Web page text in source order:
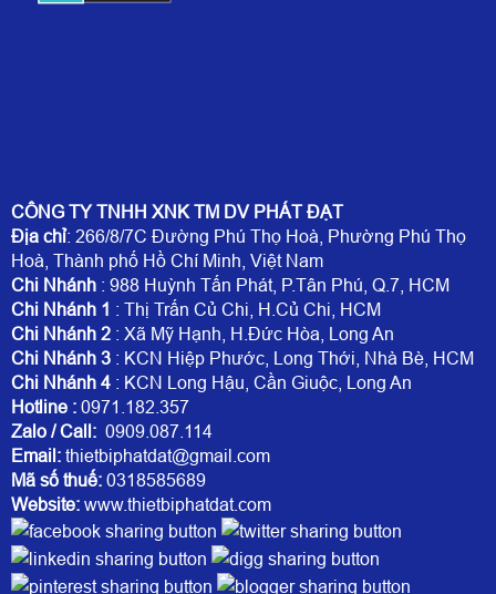
CÔNG TY TNHH XNK TM DV PHÁT ĐẠT
Địa chỉ: 266/8/7C Đường Phú Thọ Hoà, Phường Phú Thọ
Hoà, Thành phố Hồ Chí Minh, Việt Nam
Chi Nhánh : 988 Huỳnh Tấn Phát, P.Tân Phú, Q.7, HCM
Chi Nhánh 1 : Thị Trấn Củ Chi, H.Củ Chi, HCM
Chi Nhánh 2 : Xã Mỹ Hạnh, H.Đức Hòa, Long An
Chi Nhánh 3 : KCN Hiệp Phước, Long Thới, Nhà Bè, HCM
Chi Nhánh 4 : KCN Long Hậu, Cần Giuộc, Long An
Hotline : 0971.182.357
Zalo / Call: 0909.087.114
Email: thietbiphatdat@gmail.com
Mã số thuế: 0318585689
Website: www.thietbiphatdat.com